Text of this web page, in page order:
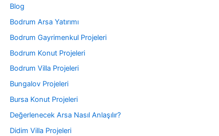
Blog
Bodrum Arsa Yatırımı
Bodrum Gayrimenkul Projeleri
Bodrum Konut Projeleri
Bodrum Villa Projeleri
Bungalov Projeleri
Bursa Konut Projeleri
Değerlenecek Arsa Nasıl Anlaşılır?
Didim Villa Projeleri